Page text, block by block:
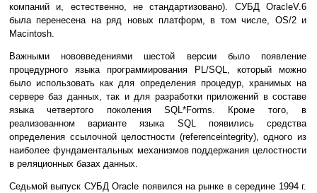
компаний и, естественно, не стандартизовано). СУБД OracleV.6
была перенесена на ряд новых платформ, в том числе, OS/2 и
Macintosh.
Важными нововведениями шестой версии было появление
процедурного языка программирования PL/SQL, который можно
было использовать как для определения процедур, хранимых на
сервере баз данных, так и для разработки приложений в составе
языка четвертого поколения SQL*Forms. Кроме того, в
реализованном варианте языка SQL появились средства
определения ссылочной целостности (referenceintegrity), одного из
наиболее фундаментальных механизмов поддержания целостности
в реляционных базах данных.
Седьмой выпуск СУБД Oracle появился на рынке в середине 1994 г.